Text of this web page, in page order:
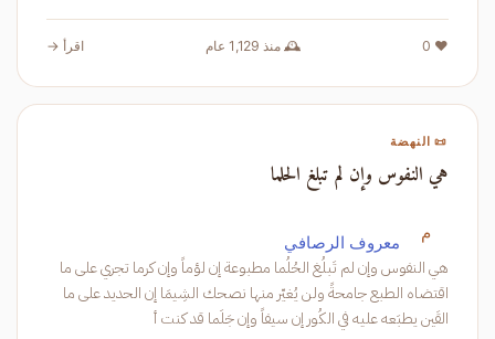
❤️ 0 🕰️ منذ 1,129 عام اقرأ →
📜 النهضة
هي النفوس وإن لم تبلغ الحلما
م معروف الرصافي
هي النفوس وإن لم تَبلُغ الحُلُما مطبوعة إن لؤماً وإن كرما تجري على ما
اقتضاه الطبع جامحةً ولن يُغيّر منها نصحك الشِيمَا إن الحديد على ما
القَين يطبَعه عليه في الكُور إن سيفاً وإن جَلَما قد كنت أ